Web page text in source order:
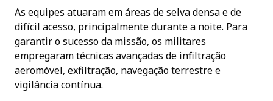
As equipes atuaram em áreas de selva densa e de
difícil acesso, principalmente durante a noite. Para
garantir o sucesso da missão, os militares
empregaram técnicas avançadas de infiltração
aeromóvel, exfiltração, navegação terrestre e
vigilância contínua.